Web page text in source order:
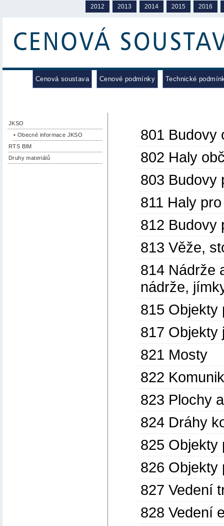
2012 2013 2014 2015 2016
Cenová soustava Cenové podmínky Technické
JKSO
• Obecné informace JKSO
RTS BIM
Druhy materiálů
801 Budovy
802 Haly
803 Budovy
811 Haly
812 Budovy
813 Věže,
814 Nádrže
nádrže,
815 Objekty
817 Objekty
821 Mosty
822
823 Plochy
824 Dráhy
825 Objekty
826 Objekty
827 Vedení
828 Vedení